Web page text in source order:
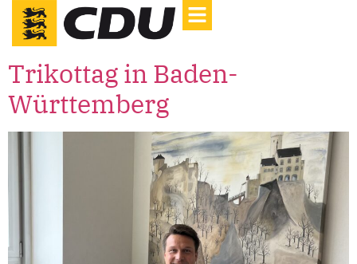
Trikottag in Baden-
Württemberg